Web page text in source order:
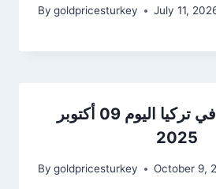
By goldpricesturkey July 11,
سعر الذهب في تركيا اليوم 09 أكتوبر
2025
By goldpricesturkey October 9,